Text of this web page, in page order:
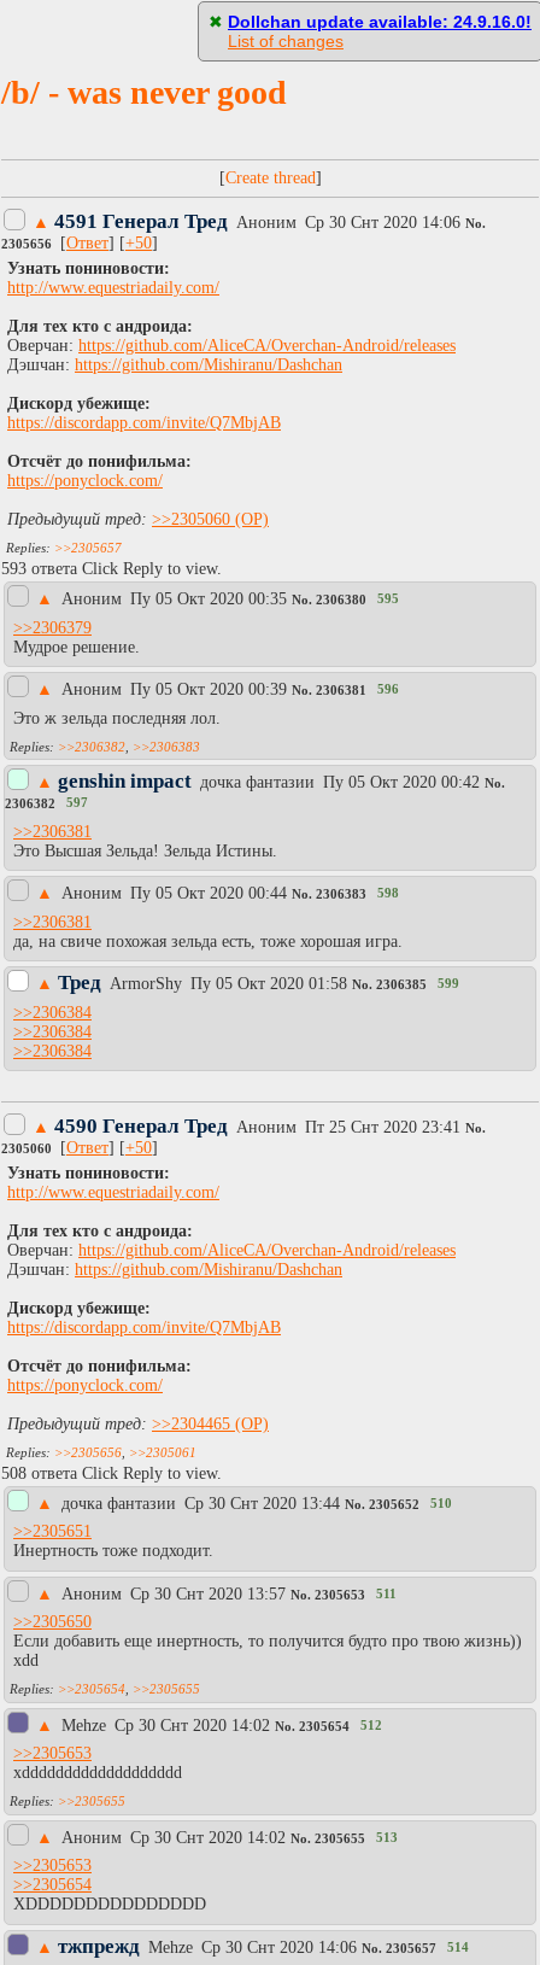
/b/ - was never good
✖ Dollchan update available: 24.9.16.0!
List of changes
[ ]
▲ 4591 Генерал Тред Аноним Ср 30 Снт 2020 14:06 No.
2305656
[Ответ] [+50]
Узнать пониновости:
http://www.equestriadaily.com/
Для тех кто с андроида:
Оверчан: https://github.com/AliceCA/Overchan-Android/releases
Дэшчан: https://github.com/Mishiranu/Dashchan
Дискорд убежище:
https://discordapp.com/invite/Q7MbjAB
Отсчёт до понифильма:
https://ponyclock.com/
Предыдущий тред: >>2305060
>>2305657
593 ответа Click Reply to view.
▲
Аноним Пy 05 Окт 2020 00:35 No. 2306380 595
>>2306379
Мудрое решение.
▲ Аноним Пy 05 Окт 2020 00:39 No. 2306381 596
Это ж зельда последняя лол.
>>2306382 >>2306383
▲ genshin impact дочка фантазии Пy 05 Окт 2020 00:42 No.
2306382
597
>>2306381
Это Высшая Зельда! Зельда Истины.
▲ Аноним Пy 05 Окт 2020 00:44 No. 2306383 598
>>2306381
да, на свиче похожая зельда есть, тоже хорошая игра.
▲ Тред АrmоrShy Пy 05 Окт 2020 01:58 No. 2306385 599
>>2306384
>>2306384
>>2306384
▲ 4590 Генерал Тред Аноним Пт 25 Снт 2020 23:41 No.
2305060
[Ответ] [+50]
Узнать пониновости:
http://www.equestriadaily.com/
Для тех кто с андроида:
Оверчан: https://github.com/AliceCA/Overchan-Android/releases
Дэшчан: https://github.com/Mishiranu/Dashchan
Дискорд убежище:
https://discordapp.com/invite/Q7MbjAB
Отсчёт до понифильма:
https://ponyclock.com/
Предыдущий тред: >>2304465
>>2305656 >>2305061
508 ответа Click Reply to view.
▲
дочка фантазии Ср 30 Снт 2020 13:44 No. 2305652 510
>>2305651
Инертность тоже подходит.
▲ Аноним Ср 30 Снт 2020 13:57 No. 2305653 511
>>2305650
Если добавить еще инертность, то получится будто про твою жизнь))
xdd
>>2305654, >>2305655
▲ Mehze Ср 30 Снт 2020 14:02 No. 2305654 512
>>2305653
xddddddddddddddddddd
>>2305655
▲ Аноним Ср 30 Снт 2020 14:02 No. 2305655 513
>>2305653
>>2305654
XDDDDDDDDDDDDDDD
▲ тжпрежд Mehze Ср 30 Снт 2020 14:06 No. 2305657 514